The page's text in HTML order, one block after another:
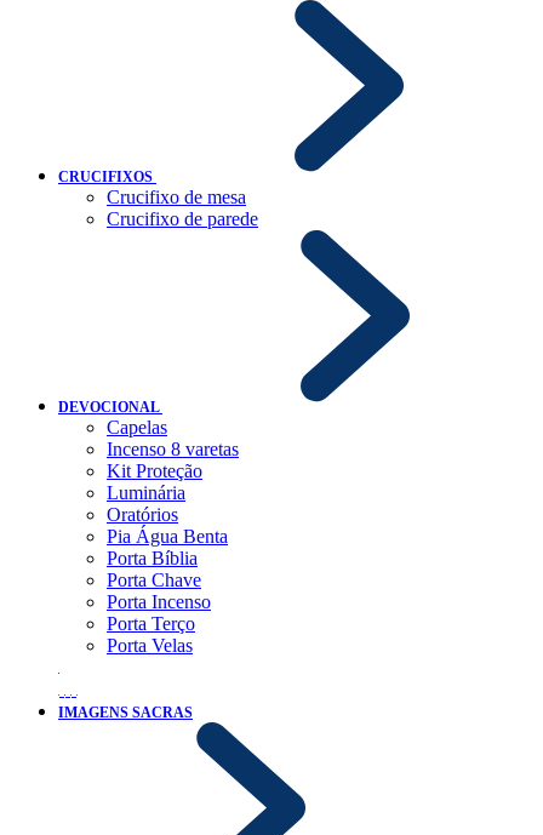
CRUCIFIXOS
Crucifixo de mesa
Crucifixo de parede
DEVOCIONAL
Capelas
Incenso 8 varetas
Kit Proteção
Luminária
Oratórios
Pia Água Benta
Porta Bíblia
Porta Chave
Porta Incenso
Porta Terço
Porta Velas
IMAGENS SACRAS